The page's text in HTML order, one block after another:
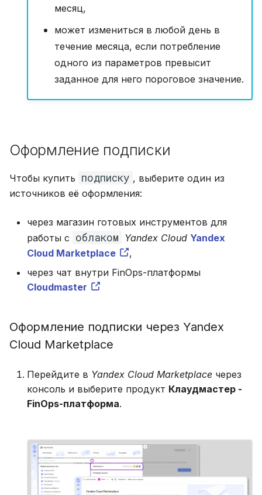
месяц,
может измениться в любой день в
течение месяца, если потребление
одного из параметров превысит
заданное для него пороговое значение.
Оформление подписки
Чтобы купить подписку , выберите один из
источников её оформления:
через магазин готовых инструментов для
работы с облаком Yandex Cloud Yandex
Cloud Marketplace
,
через чат внутри FinOps-платформы
Cloudmaster
Оформление подписки через Yandex
Cloud Marketplace
Перейдите в Yandex Cloud Marketplace через
консоль и выберите продукт Клаудмастер -
FinOps-платформа.